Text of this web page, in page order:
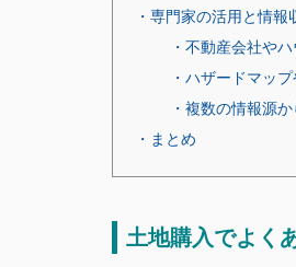
・専門家の活用と情報
・不動産会社や
・ハザードマッ
・複数の情報源
・まとめ
土地購入でよく